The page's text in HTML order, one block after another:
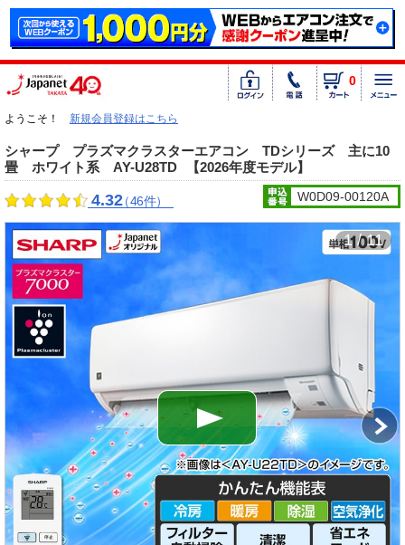
0
ようこそ！ 新規会員登録はこちら
シャープ プラズマクラスターエアコン TDシリーズ 主に10
畳 ホワイト系 AY-U28TD
【2026年度モデル】
4.32（46件） W0D09-00120A
1 / 11